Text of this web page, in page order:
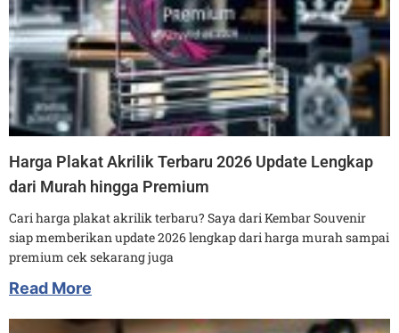
Harga Plakat Akrilik Terbaru 2026 Update Lengkap
dari Murah hingga Premium
Cari harga plakat akrilik terbaru? Saya dari Kembar Souvenir
siap memberikan update 2026 lengkap dari harga murah sampai
premium cek sekarang juga
Read More